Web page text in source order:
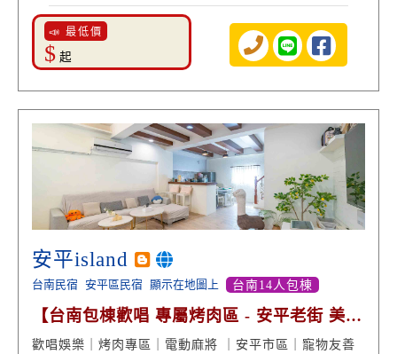
📣 最低價
$ 起
安平island
台南民宿 安平區民宿 顯示在地圖上 台南14人包棟
【台南包棟歡唱 專屬烤肉區 - 安平老街 美食
美景享受】
歡唱娛樂｜烤肉專區｜電動麻將 ｜安平市區｜寵物友善